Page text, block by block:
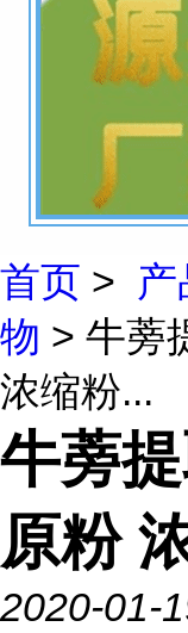
首页 >
物 > 牛蒡
浓缩粉...
牛蒡
原粉
2020-01-